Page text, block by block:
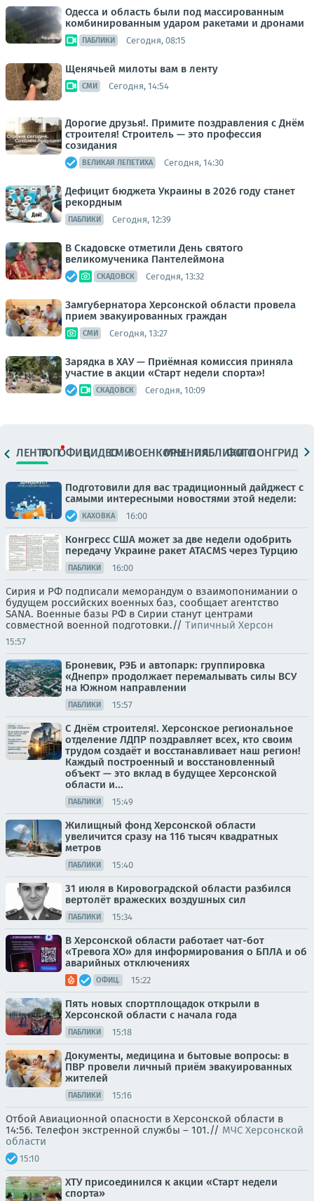
Одесса и область были под массированным
комбинированным ударом ракетами и дронами
ПАБЛИКИ Сегодня, 08:15
Щенячьей милоты вам в ленту
СМИ Сегодня, 14:54
Дорогие друзья!. Примите поздравления с Днём
строителя! Строитель — это профессия
созидания
ВЕЛИКАЯ ЛЕПЕТИХА Сегодня, 14:30
Дефицит бюджета Украины в 2026 году станет
рекордным
ПАБЛИКИ Сегодня, 12:39
В Скадовске отметили День святого
великомученика Пантелеймона
СКАДОВСК Сегодня, 13:32
Замгубернатора Херсонской области провела
прием эвакуированных граждан
СМИ Сегодня, 13:27
Зарядка в ХАУ — Приёмная комиссия приняла
участие в акции «Старт недели спорта»!
СКАДОВСК Сегодня, 10:09
ЛЕНТАТОПОФИЦ.ВИДЕОСМИВОЕНКОРЫМНЕНИЯПАБЛИКИ
ФОТОЛОНГРИДЫ
Подготовили для вас традиционный дайджест с
самыми интересными новостями этой недели:
КАХОВКА 16:00
Конгресс США может за две недели одобрить
передачу Украине ракет ATACMS через Турцию
ПАБЛИКИ 16:00
Сирия и РФ подписали меморандум о взаимопонимании о
будущем российских военных баз, сообщает агентство
SANA. Военные базы РФ в Сирии станут центрами
совместной военной подготовки.// Типичный Херсон
15:57
Броневик, РЭБ и автопарк: группировка
«Днепр» продолжает перемалывать силы ВСУ
на Южном направлении
ПАБЛИКИ 15:57
С Днём строителя!. Херсонское региональное
отделение ЛДПР поздравляет всех, кто своим
трудом создаёт и восстанавливает наш регион!
Каждый построенный и восстановленный
объект — это вклад в будущее Херсонской
области и...
ПАБЛИКИ 15:49
Жилищный фонд Херсонской области
увеличится сразу на 116 тысяч квадратных
метров
ПАБЛИКИ 15:40
31 июля в Кировоградской области разбился
вертолёт вражеских воздушных сил
ПАБЛИКИ 15:34
В Херсонской области работает чат-бот
«Тревога ХО» для информирования о БПЛА и об
аварийных отключениях
ОФИЦ. 15:22
Пять новых спортплощадок открыли в
Херсонской области с начала года
ПАБЛИКИ 15:18
Документы, медицина и бытовые вопросы: в
ПВР провели личный приём эвакуированных
жителей
ПАБЛИКИ 15:16
Отбой Авиационной опасности в Херсонской области в
14:56. Телефон экстренной службы – 101.// МЧС Херсонской
области
15:10
ХТУ присоединился к акции «Старт недели
спорта»